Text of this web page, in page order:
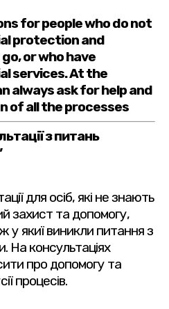
for people who do not
protection and
or who have
services. At the
always ask for help and
of all the processes
з питань
для осіб, які не знають
захист та допомогу,
у якиї виникли питання з
На консультаціях
про допомогу та
процесів.